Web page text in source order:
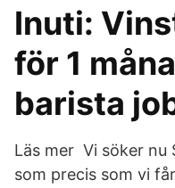
Inuti:
för 1
barista
Läs mer Vi söker nu
som precis som vi